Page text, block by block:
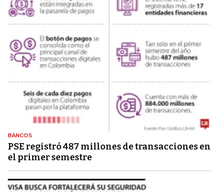
BANCOS
PSE registró 487 millones de transacciones en
el primer semestre